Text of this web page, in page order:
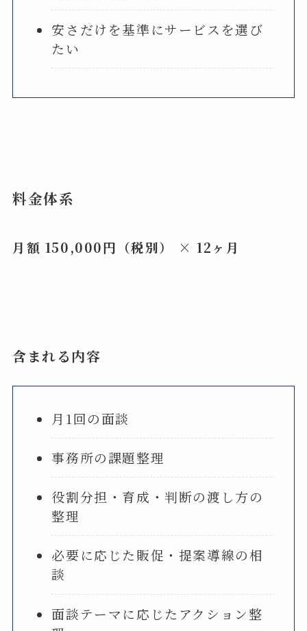
安さだけを基準にサービスを選び
たい
料金体系
月額 150,000円（税別） × 12ヶ月
含まれる内容
月1回の面談
事務所の課題整理
役割分担・育成・判断の渡し方の
整理
必要に応じた販促・提案導線の相
談
面談テーマに応じたアクション整